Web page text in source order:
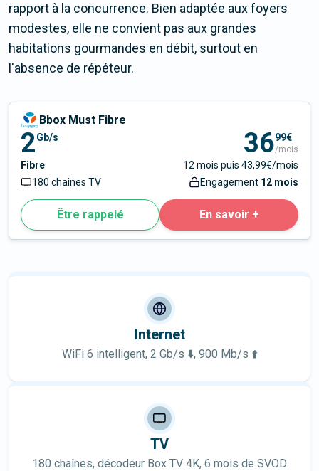
rapport à la concurrence. Bien adaptée aux foyers
modestes, elle ne convient pas aux grandes
habitations gourmandes en débit, surtout en
l'absence de répéteur.
Bbox Must Fibre
2Gb/s
Fibre
180 chaines TV
3699€
/mois
12 mois puis 43,99€/mois
Engagement 12 mois
Être rappelé En savoir +
Internet
WiFi 6 intelligent, 2 Gb/s ⬇️, 900 Mb/s ⬆️
TV
180 chaînes, décodeur Box TV 4K, 6 mois de SVOD